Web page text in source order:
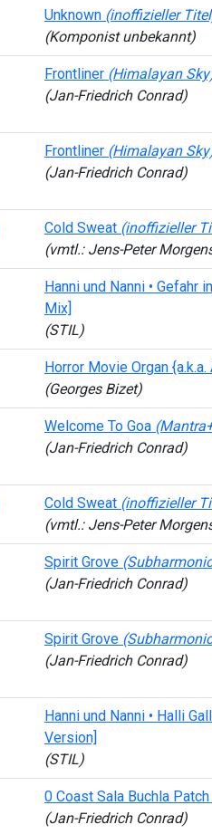
Unknown (inoffizieller
(Komponist unbekannt)
Frontliner (Himalayan
(Jan-Friedrich Conrad)
Frontliner (Himalayan
(Jan-Friedrich Conrad)
Cold Sweat (inoffizieller
(vmtl.: Jens-Peter
Hanni und Nanni • Gefahr
Mix]
(STIL)
Horror Movie Organ
(Georges Bizet)
Welcome To Goa
(Jan-Friedrich Conrad)
Cold Sweat (inoffizieller
(vmtl.: Jens-Peter
Spirit Grove
(Jan-Friedrich Conrad)
Spirit Grove
(Jan-Friedrich Conrad)
Hanni und Nanni • Halli
Version]
(STIL)
0 Coast Sala Buchla Patch
(Jan-Friedrich Conrad)